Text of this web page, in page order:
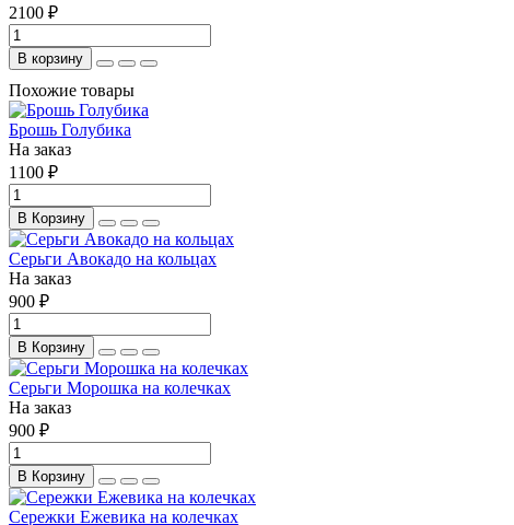
2100 ₽
В корзину
Похожие товары
Брошь Голубика
На заказ
1100 ₽
В Корзину
Серьги Авокадо на кольцах
На заказ
900 ₽
В Корзину
Серьги Морошка на колечках
На заказ
900 ₽
В Корзину
Сережки Ежевика на колечках